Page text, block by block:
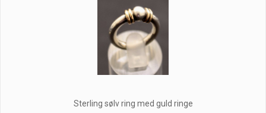
Sterling sølv ring med guld ringe